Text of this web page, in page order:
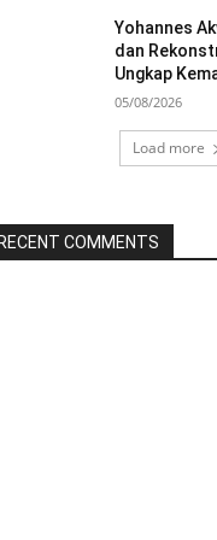
Yohannes
dan
Ungkap
05/08/2026
Load more
RECENT COMMENTS